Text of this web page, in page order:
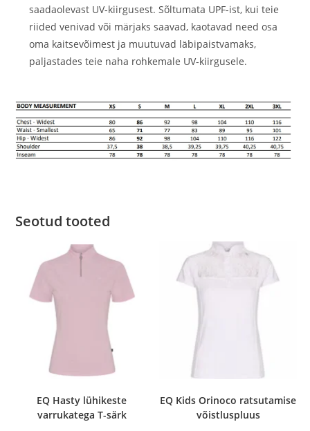
saadaolevast UV-kiirgusest. Sõltumata UPF-ist, kui teie
riided venivad või märjaks saavad, kaotavad need osa
oma kaitsevõimest ja muutuvad läbipaistvamaks,
paljastades teie naha rohkemale UV-kiirgusele.
Seotud tooted
EQ Hasty lühikeste
varrukatega T-särk
EQ Kids Orinoco ratsutamise
võistluspluus